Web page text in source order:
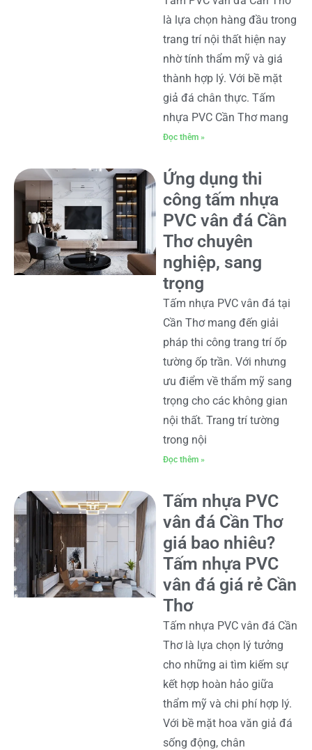
là lựa chọn hàng đầu trong
trang trí nội thất hiện nay
nhờ tính thẩm mỹ và giá
thành hợp lý. Với bề mặt
giả đá chân thực. Tấm
nhựa PVC Cần Thơ mang
Đọc thêm »
Ứng dụng thi
công tấm nhựa
PVC vân đá Cần
Thơ chuyên
nghiệp, sang
trọng
Tấm nhựa PVC vân đá tại
Cần Thơ mang đến giải
pháp thi công trang trí ốp
tường ốp trần. Với nhưng
ưu điểm về thẩm mỹ sang
trọng cho các không gian
nội thất. Trang trí tường
trong nội
Đọc thêm »
Tấm nhựa PVC
vân đá Cần Thơ
giá bao nhiêu?
Tấm nhựa PVC
vân đá giá rẻ Cần
Thơ
Tấm nhựa PVC vân đá Cần
Thơ là lựa chọn lý tưởng
cho những ai tìm kiếm sự
kết hợp hoàn hảo giữa
thẩm mỹ và chi phí hợp lý.
Với bề mặt hoa văn giả đá
sống động, chân